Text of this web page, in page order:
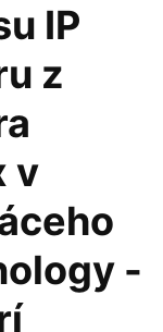
IP
z
v
-